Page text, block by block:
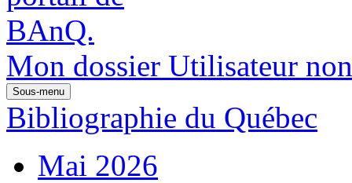
Mon dossier Utilisateur
Sous-menu
Bibliographie du Québec
Mai 2026